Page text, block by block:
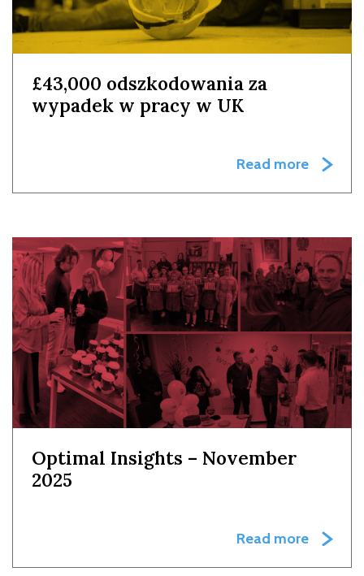
£43,000 odszkodowania za
wypadek w pracy w UK
Read more
Optimal Insights – November
2025
Read more